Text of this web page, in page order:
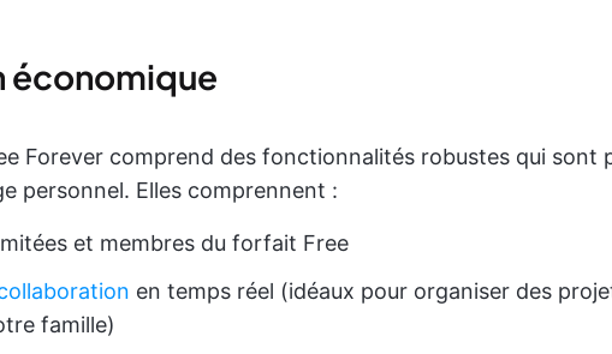
économique
Forever comprend des fonctionnalités robustes qui sont
personnel. Elles comprennent :
et membres du forfait Free
en temps réel (idéaux pour organiser des
famille)